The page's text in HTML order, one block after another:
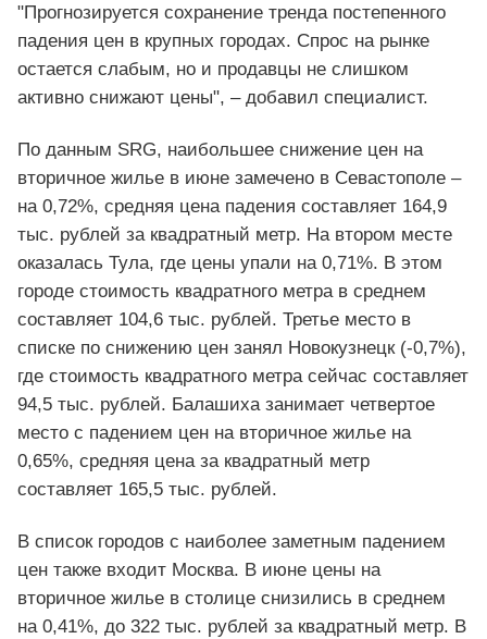
"Прогнозируется сохранение тренда постепенного
падения цен в крупных городах. Спрос на рынке
остается слабым, но и продавцы не слишком
активно снижают цены", – добавил специалист.
По данным SRG, наибольшее снижение цен на
вторичное жилье в июне замечено в Севастополе –
на 0,72%, средняя цена падения составляет 164,9
тыс. рублей за квадратный метр. На втором месте
оказалась Тула, где цены упали на 0,71%. В этом
городе стоимость квадратного метра в среднем
составляет 104,6 тыс. рублей. Третье место в
списке по снижению цен занял Новокузнецк (-0,7%),
где стоимость квадратного метра сейчас составляет
94,5 тыс. рублей. Балашиха занимает четвертое
место с падением цен на вторичное жилье на
0,65%, средняя цена за квадратный метр
составляет 165,5 тыс. рублей.
В список городов с наиболее заметным падением
цен также входит Москва. В июне цены на
вторичное жилье в столице снизились в среднем
на 0,41%, до 322 тыс. рублей за квадратный метр. В